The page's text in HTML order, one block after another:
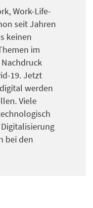
Work-Life-
seit Jahren
keinen
im
19. Jetzt
werden
Viele
bei den